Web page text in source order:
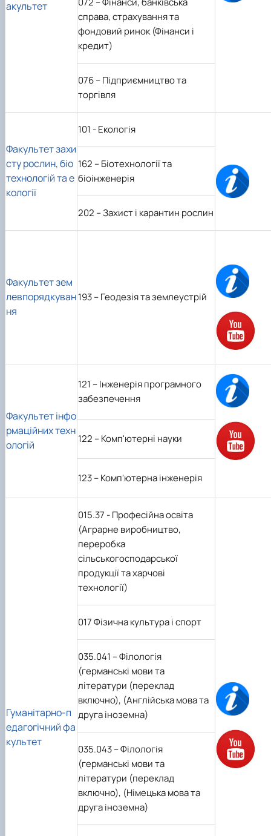
акультет
справа, страхування та
фондовий ринок (Фінанси і
кредит)
076 – Підприємництво та
торгівля
Факультет захи
сту рослин, біо
технологій та е
кології
101 - Екологія
162 – Біотехнології та
біоінженерія
202 – Захист і карантин рослин
Факультетзем
левпорядкуван
ня
193 – Геодезія та землеустрій
Факультет інфо
рмаційних техн
ологій
121 – Інженерія програмного
забезпечення
122 – Комп'ютерні науки
123 – Комп'ютерна інженерія
Гуманітарно-п
едагогічний фа
культет
015.37 - Професійна освіта
(Аграрне виробництво,
переробка
сільськогосподарської
продукції та харчові
технології)
017 Фізична культура і спорт
035.041 – Філологія
(германські мови та
літератури (переклад
включно), (Англійська мова та
друга іноземна)
035.043 – Філологія
(германські мови та
літератури (переклад
включно), (Німецька мова та
друга іноземна)